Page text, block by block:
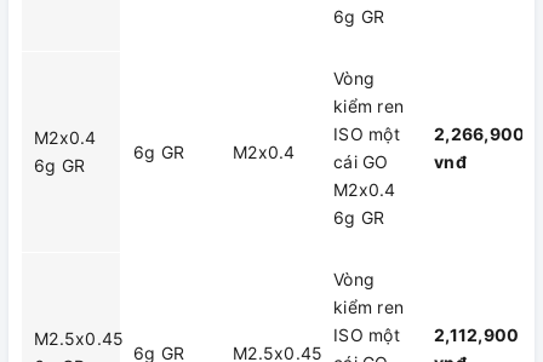
6g GR
M2x0.4
6g GR
6g GR M2x0.4
Vòng
kiểm ren
ISO một
cái GO
M2x0.4
6g GR
2,266,900
vnđ
M2.5x0.45
6g GR M2.5x0.45
Vòng
kiểm ren
ISO một
2,112,900